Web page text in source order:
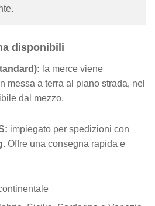
disponibili
la merce viene
messa a terra al piano strada, nel
dal mezzo.
impiegato per spedizioni con
. Offre una consegna rapida e